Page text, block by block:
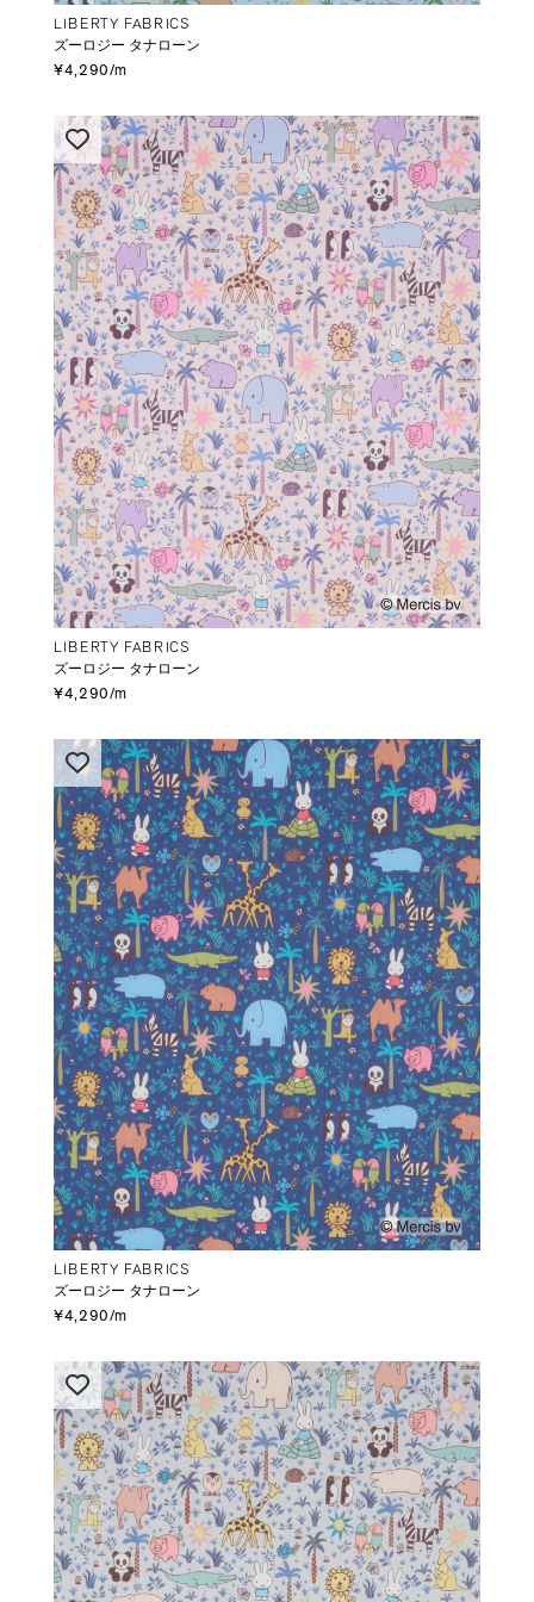
LIBERTY FABRICS
ズーロジー タナローン
¥4,290/m
LIBERTY FABRICS
ズーロジー タナローン
¥4,290/m
LIBERTY FABRICS
ズーロジー タナローン
¥4,290/m